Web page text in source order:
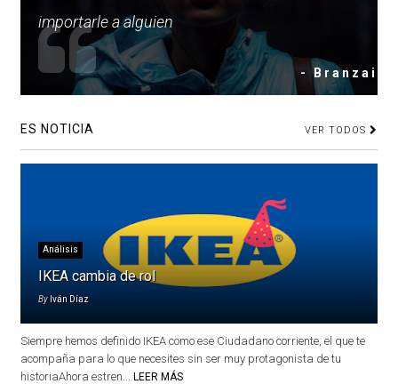
importarle a alguien
- Branzai
ES NOTICIA VER TODOS
Análisis
IKEA cambia de rol
By Iván Díaz
Siempre hemos definido IKEA como ese Ciudadano corriente, el que te
acompaña para lo que necesites sin ser muy protagonista de tu
historiaAhora estren... LEER MÁS